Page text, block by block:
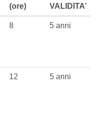
(ore)
VALIDITA’
8 5 anni
12 5 anni